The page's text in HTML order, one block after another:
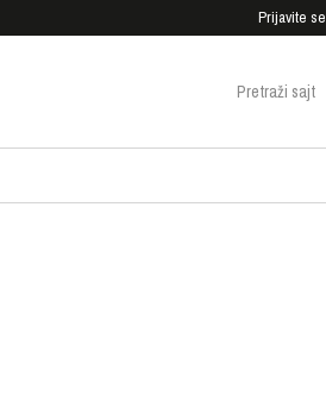
SIGURNO PLAĆANJE PLATNIM KARTICAMA!
Prijavite se
Pretraži sajt